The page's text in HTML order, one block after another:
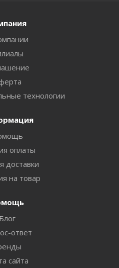
технологии
оплаты
доставки
на товар
Блог
ответ
сайта